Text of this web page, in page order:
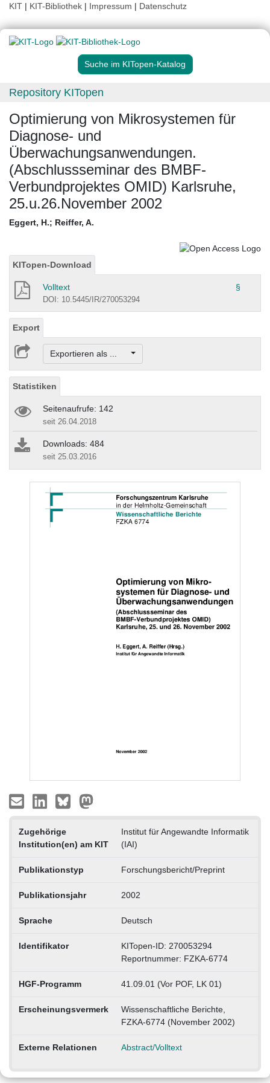
KIT | KIT-Bibliothek | Impressum | Datenschutz
Suche im KITopen-Katalog
Repository KITopen
Optimierung von Mikrosystemen für
Diagnose- und
Überwachungsanwendungen.
(Abschlussseminar des BMBF-
Verbundprojektes OMID) Karlsruhe,
25.u.26.November 2002
Eggert, H.; Reiffer, A.
KITopen-Download
Volltext §
DOI: 10.5445/IR/270053294
Export
Exportieren als ...
Statistiken
Seitenaufrufe: 142
seit 26.04.2018
Downloads: 484
seit 25.03.2016
Zugehörige
Institution(en) am KIT
Institut für Angewandte Informatik
(IAI)
Publikationstyp Forschungsbericht/Preprint
Publikationsjahr 2002
Sprache Deutsch
Identifikator
KITopen-ID: 270053294
Reportnummer: FZKA-6774
HGF-Programm 41.09.01 (Vor POF, LK 01)
Erscheinungsvermerk
Wissenschaftliche Berichte,
FZKA-6774 (November 2002)
Externe Relationen Abstract/Volltext